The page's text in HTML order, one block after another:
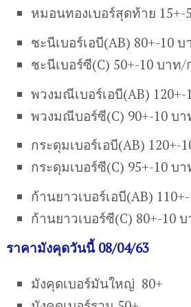
หมอนทองเบอร์สุดท้าย
ชะนีเบอร์เอบี(AB) 80+-10
ชะนีเบอร์ซี(C) 50+-10 บาท/
พวงมณีเบอร์เอบี(AB)
พวงมณีบอร์ซี(C) 90+-10 บ
กระดุมเบอร์เอบี(AB) 120+-
กระดุมเบอร์ซี(C) 95+-10 บ
ก้านยาวเบอร์เอบี(AB)
ก้านยาวเบอร์ซี(C) 80+-10
ราคามังคุดวันนี้ 08/04/63
มังคุดเบอร์มันใหญ่ 80+